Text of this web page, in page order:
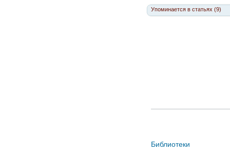
Упоминается в статьях (9)
Библиотеки